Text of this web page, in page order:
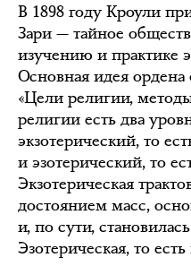
В 1898 году Кроули
Зари — тайное
изучению и практике
Основная идея ордена
«Цели религии,
религии есть два
экзотерический, то
и эзотерический, то
Экзотерическая
достоянием масс,
и, по сути,
Эзотерическая, то